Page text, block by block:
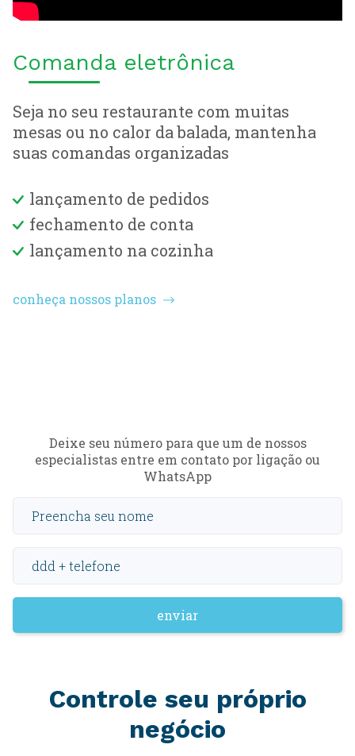
Comanda eletrônica
Seja no seu restaurante com muitas
mesas ou no calor da balada, mantenha
suas comandas organizadas
lançamento de pedidos
fechamento de conta
lançamento na cozinha
conheça nossos planos
Deixe seu número para que um de nossos
especialistas entre em contato por ligação ou
WhatsApp
enviar
Controle seu próprio
negócio